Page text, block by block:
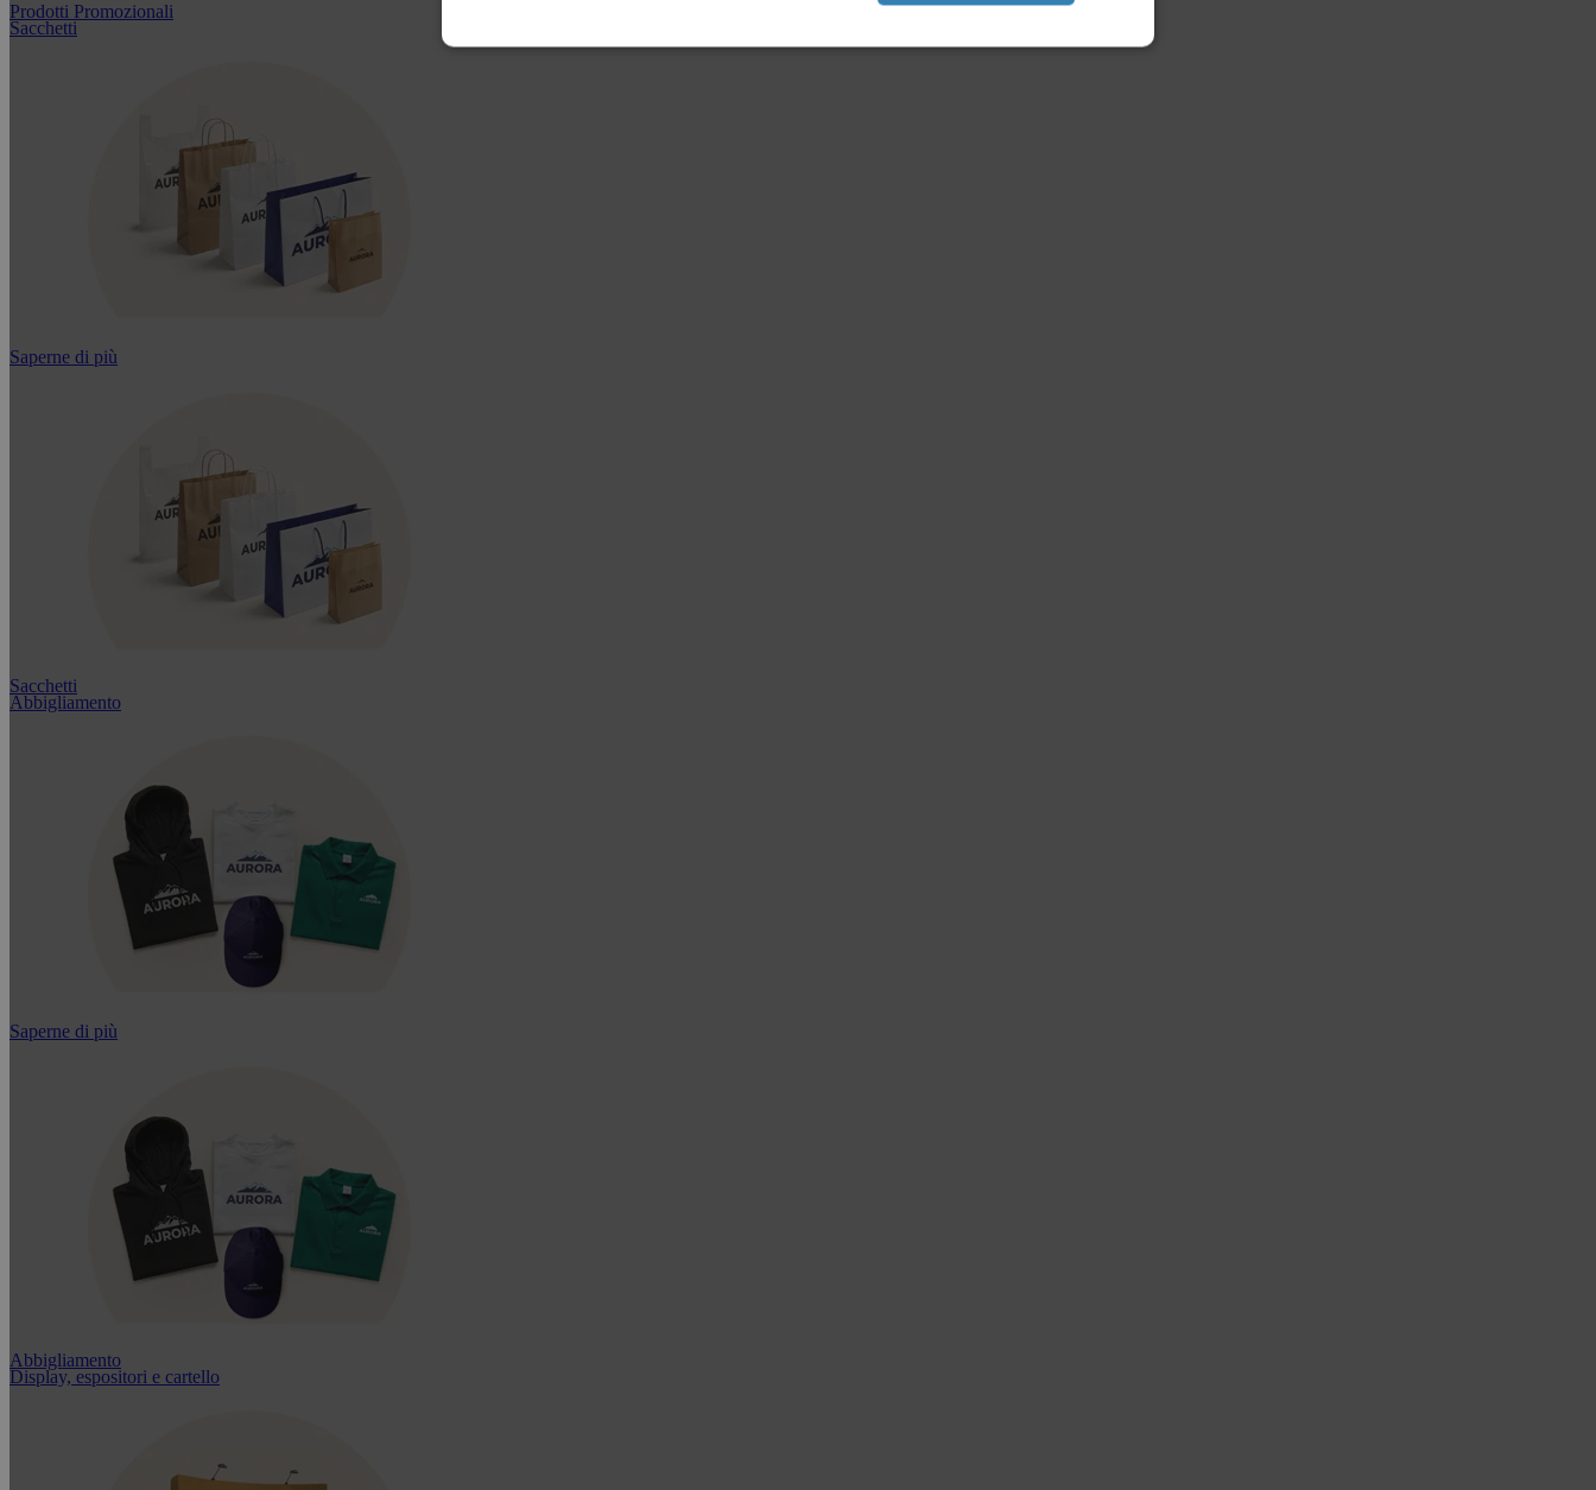
Prodotti Promozionali
Sacchetti
Saperne di più
Sacchetti
Abbigliamento
Saperne di più
Abbigliamento
Display, espositori e cartello